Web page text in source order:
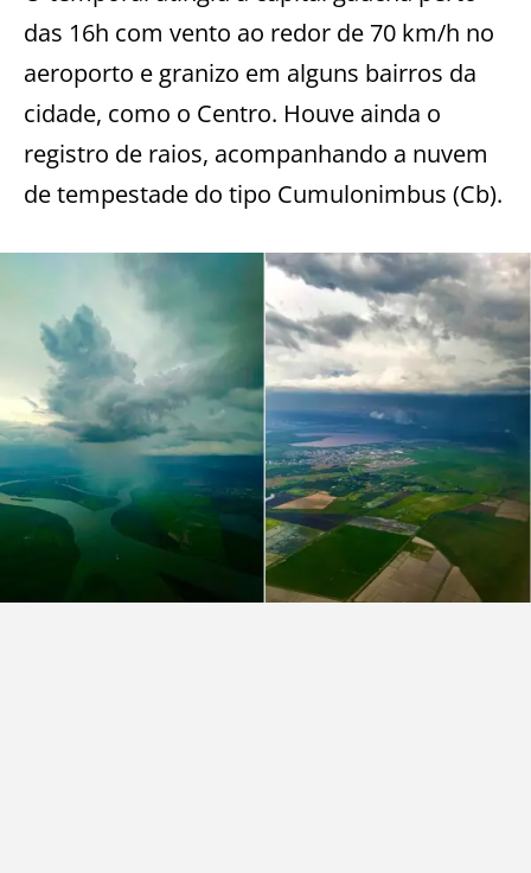
das 16h com vento ao redor de 70 km/h no
aeroporto e granizo em alguns bairros da
cidade, como o Centro. Houve ainda o
registro de raios, acompanhando a nuvem
de tempestade do tipo Cumulonimbus (Cb).